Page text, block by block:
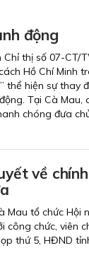
động
thị số 07-
Hồ Chí Minh
thể hiện sự
Tại Cà
chóng đưa
về
Mau tổ chức
công chức, viên
thứ 5, HĐND